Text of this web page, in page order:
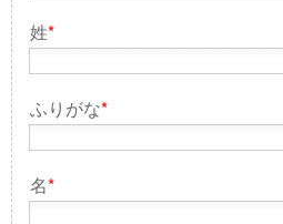
姓*
ふりがな*
名*